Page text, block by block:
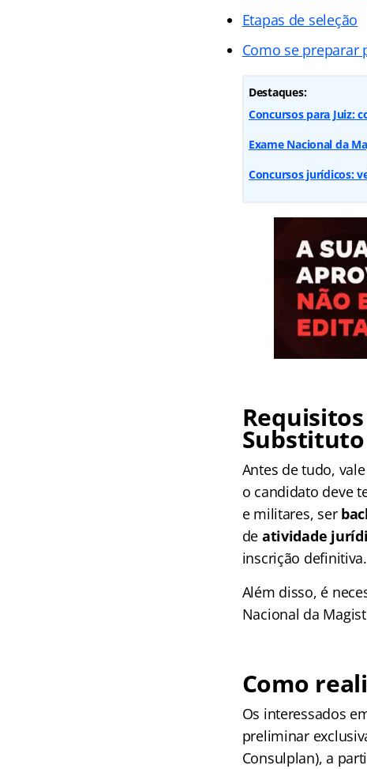
Etapas de seleção
Como se preparar
Destaques:
Concursos para Juiz:
Exame Nacional da
Concursos jurídicos:
Substituto
Antes de tudo,
o candidato deve
e militares, ser
de atividade
inscrição definitiva.
Além disso, é
Nacional da
Como
Os interessados
preliminar
Consulplan), a